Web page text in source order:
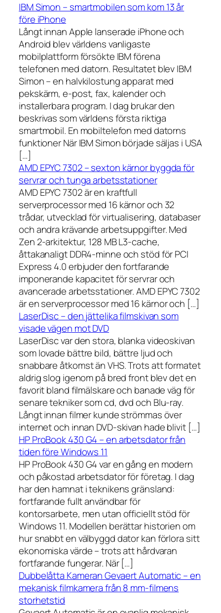
IBM Simon – smartmobilen som kom 13 år
före iPhone
Långt innan Apple lanserade iPhone och
Android blev världens vanligaste
mobilplattform försökte IBM förena
telefonen med datorn. Resultatet blev IBM
Simon – en halvkilostung apparat med
pekskärm, e-post, fax, kalender och
installerbara program. I dag brukar den
beskrivas som världens första riktiga
smartmobil. En mobiltelefon med datorns
funktioner När IBM Simon började säljas i USA
[…]
AMD EPYC 7302 – sexton kärnor byggda för
servrar och tunga arbetsstationer
AMD EPYC 7302 är en kraftfull
serverprocessor med 16 kärnor och 32
trådar, utvecklad för virtualisering, databaser
och andra krävande arbetsuppgifter. Med
Zen 2-arkitektur, 128 MB L3-cache,
åttakanaligt DDR4-minne och stöd för PCI
Express 4.0 erbjuder den fortfarande
imponerande kapacitet för servrar och
avancerade arbetsstationer. AMD EPYC 7302
är en serverprocessor med 16 kärnor och […]
LaserDisc – den jättelika filmskivan som
visade vägen mot DVD
LaserDisc var den stora, blanka videoskivan
som lovade bättre bild, bättre ljud och
snabbare åtkomst än VHS. Trots att formatet
aldrig slog igenom på bred front blev det en
favorit bland filmälskare och banade väg för
senare tekniker som cd, dvd och Blu-ray.
Långt innan filmer kunde strömmas över
internet och innan DVD-skivan hade blivit […]
HP ProBook 430 G4 – en arbetsdator från
tiden före Windows 11
HP ProBook 430 G4 var en gång en modern
och påkostad arbetsdator för företag. I dag
har den hamnat i teknikens gränsland:
fortfarande fullt användbar för
kontorsarbete, men utan officiellt stöd för
Windows 11. Modellen berättar historien om
hur snabbt en välbyggd dator kan förlora sitt
ekonomiska värde – trots att hårdvaran
fortfarande fungerar. När […]
Dubbelåtta Kameran Gevaert Automatic – en
mekanisk filmkamera från 8 mm-filmens
storhetstid